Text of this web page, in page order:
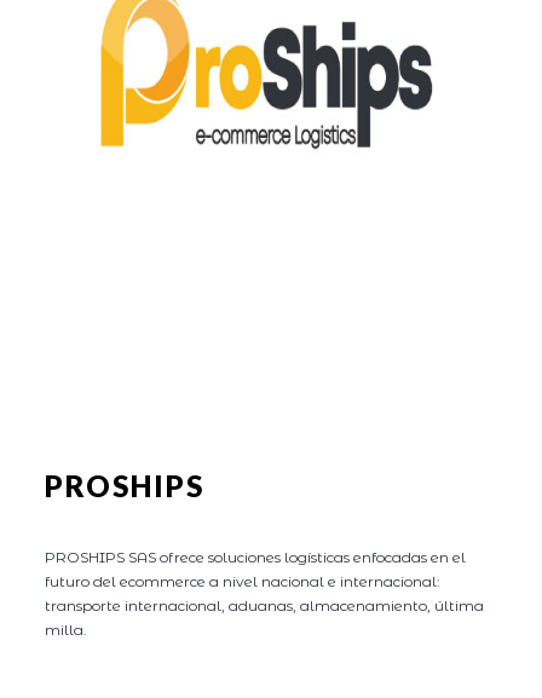
PROSHIPS
PROSHIPS SAS ofrece soluciones logísticas enfocadas en el
futuro del ecommerce a nivel nacional e internacional:
transporte internacional, aduanas, almacenamiento, última
milla.